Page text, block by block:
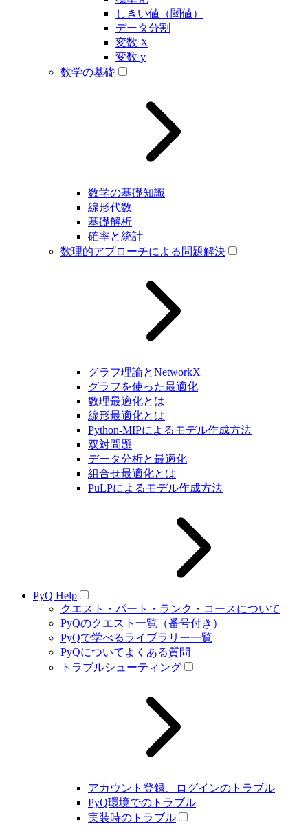
しきい値（閾値）
データ分割
変数 X
変数 y
数学の基礎
数学の基礎知識
線形代数
基礎解析
確率と統計
数理的アプローチによる問題解決
グラフ理論とNetworkX
グラフを使った最適化
数理最適化とは
線形最適化とは
Python-MIPによるモデル作成方法
双対問題
データ分析と最適化
組合せ最適化とは
PuLPによるモデル作成方法
PyQ Help
クエスト・パート・ランク・コースについて
PyQのクエスト一覧（番号付き）
PyQで学べるライブラリー一覧
PyQについてよくある質問
トラブルシューティング
アカウント登録、ログインのトラブル
PyQ環境でのトラブル
実装時のトラブル